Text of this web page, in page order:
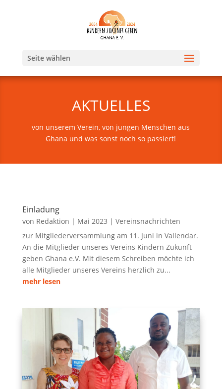
Seite wählen
AKTUELLES
von unserem Verein, von jungen Menschen aus
Ghana und was sonst noch so passiert!
Einladung
von Redaktion | Mai 2023 | Vereinsnachrichten
zur Mitgliederversammlung am 11. Juni in Vallendar.
An die Mitglieder unseres Vereins Kindern Zukunft
geben Ghana e.V. Mit diesem Schreiben möchte ich
alle Mitglieder unseres Vereins herzlich zu...
mehr lesen